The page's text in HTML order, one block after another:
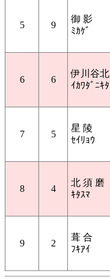
5 9
御 影
ﾐｶｹﾞ
6 6
伊川谷北
ｲｶﾜﾀﾞﾆｷﾀ
7 5
星 陵
ｾｲﾘｮｳ
8 4
北 須 磨
ｷﾀｽﾏ
9 2
葺 合
ﾌｷｱｲ